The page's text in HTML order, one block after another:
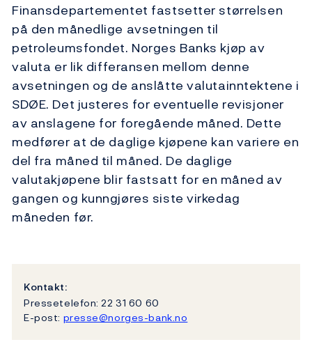
Finansdepartementet fastsetter størrelsen
på den månedlige avsetningen til
petroleumsfondet. Norges Banks kjøp av
valuta er lik differansen mellom denne
avsetningen og de anslåtte valutainntektene i
SDØE. Det justeres for eventuelle revisjoner
av anslagene for foregående måned. Dette
medfører at de daglige kjøpene kan variere en
del fra måned til måned. De daglige
valutakjøpene blir fastsatt for en måned av
gangen og kunngjøres siste virkedag
måneden før.
Kontakt:
Pressetelefon: 22 31 60 60
E-post: presse@norges-bank.no